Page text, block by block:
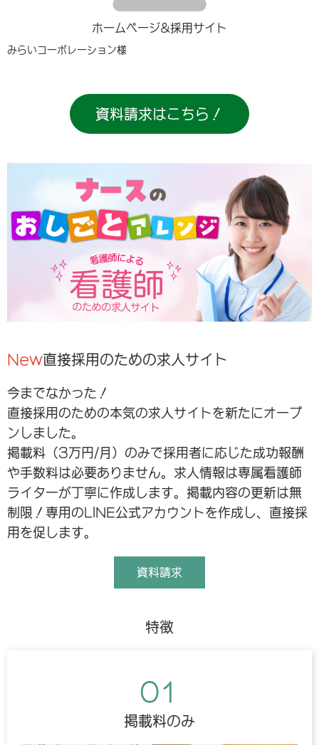
ホームページ&採用サイト
みらいコーポレーション様
資料請求はこちら！
New直接採用のための求人サイト
今までなかった！
直接採用のための本気の求人サイトを新たにオープ
ンしました。
掲載料（3万円/月）のみで採用者に応じた成功報酬
や手数料は必要ありません。求人情報は専属看護師
ライターが丁寧に作成します。掲載内容の更新は無
制限！専用のLINE公式アカウントを作成し、直接採
用を促します。
資料請求
特徴
01
掲載料のみ